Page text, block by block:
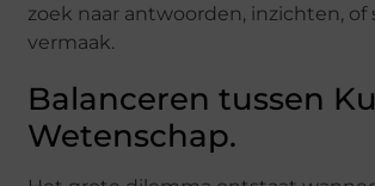
zoek naar antwoorden, inzichten, of
vermaak.
Balanceren tussen
Wetenschap.